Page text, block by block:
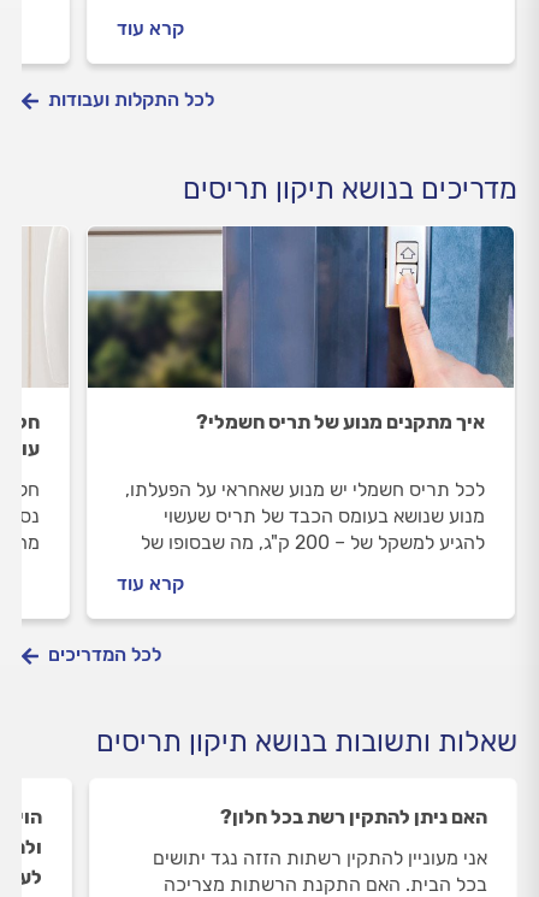
החלפת שלבים שבורים או חסרים? כל התשובות
לפניכם.
קרא עוד
לכל התקלות ועבודות
מדריכים בנושא תיקון תריסים
איך מתקנים מנוע של תריס חשמלי?
לכל תריס חשמלי יש מנוע שאחראי על הפעלתו,
מנוע שנושא בעומס הכבד של תריס שעשוי
להגיע למשקל של – 200 ק"ג, מה שבסופו של
לזהות תקלות מנוע בתריס חשמלי ולמה לשים
לב שאתם ניגשים להחליף אותו.
קרא עוד
מה
לכל המדריכים
שאלות ותשובות בנושא תיקון תריסים
האם ניתן להתקין רשת בכל חלון?
אני מעוניין להתקין רשתות הזזה נגד יתושים
בכל הבית. האם התקנת הרשתות מצריכה